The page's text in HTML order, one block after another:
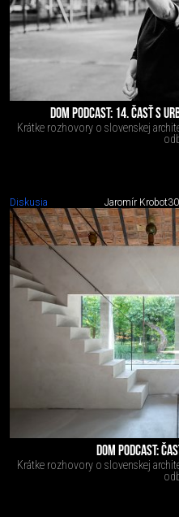
DOM PODCAST: 14. ČASŤ S
Krátke rozhovory o slovenskej
Diskusia Jaromír Krobot
DOM PODCAST:
Krátke rozhovory o slovenskej